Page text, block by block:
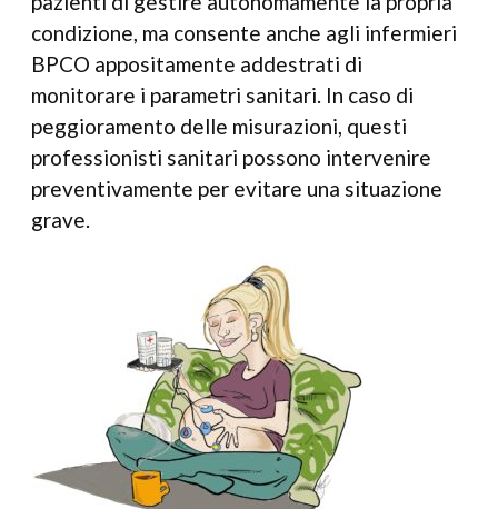
condizione, ma consente anche agli infermieri
BPCO appositamente addestrati di
monitorare i parametri sanitari. In caso di
peggioramento delle misurazioni, questi
professionisti sanitari possono intervenire
preventivamente per evitare una situazione
grave.